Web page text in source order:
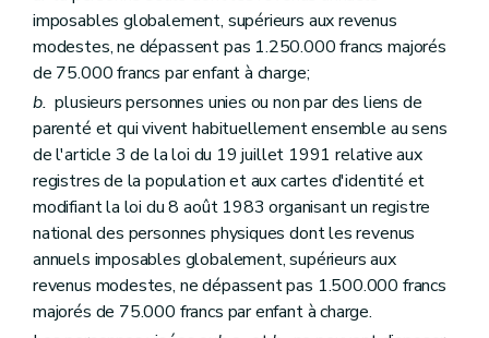
Art. 184
Art. 185
Art. 186
Chapitre V Des pouvoirs locaux
Art. 187
Art. 188
Art. 189
Art. 190
Chapitre VI Des organismes à finalité sociale
Section première Dispositions communes
Art. 191
Art. 192
Section 2 Des dispositions spécifiques aux agences immobilières sociales
Art. 193
Art. 194
imposables globalement, supérieurs aux revenus
modestes, ne dépassent pas 1.250.000 francs majorés
de 75.000 francs par enfant à charge;
b. plusieurs personnes unies ou non par des liens de
parenté et qui vivent habituellement ensemble au sens
de l'article 3 de la loi du 19 juillet 1991 relative aux
registres de la population et aux cartes d'identité et
modifiant la loi du 8 août 1983 organisant un registre
national des personnes physiques dont les revenus
annuels imposables globalement, supérieurs aux
revenus modestes, ne dépassent pas 1.500.000 francs
majorés de 75.000 francs par enfant à charge.